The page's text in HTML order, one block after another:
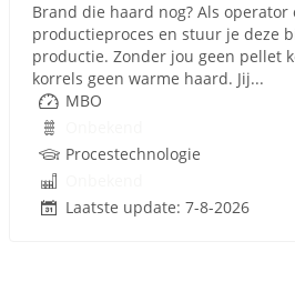
Brand die haard nog? Als
productieproces en stuur je deze
productie. Zonder jou geen pellet
korrels geen warme haard. Jij...
MBO
Procestechnologie
Laatste update: 7-8-2026